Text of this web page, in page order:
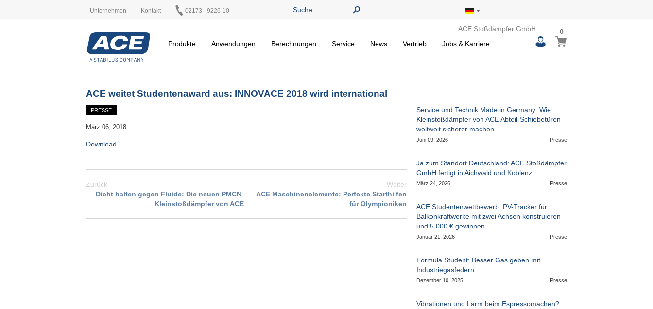
Unternehmen Kontakt 02173 - 9226-10
ACE Stoßdämpfer GmbH
Produkte
Anwendungen Berechnungen Service News Vertrieb Jobs & Karriere
Mein Warenkorb
00
items
ACE weitet Studentenaward aus: INNOVACE 2018 wird international
PRESSE
März 06, 2018
Download
Zurück
Dicht halten gegen Fluide: Die neuen PMCN-
Kleinstoßdämpfer von ACE
Weiter
ACE Maschinenelemente: Perfekte Starthilfen
für Olympioniken
Service und Technik Made in Germany: Wie
Kleinstoßdämpfer von ACE Abteil-Schiebetüren
weltweit sicherer machen
Juni 09, 2026 Presse
Ja zum Standort Deutschland: ACE Stoßdämpfer
GmbH fertigt in Aichwald und Koblenz
März 24, 2026 Presse
ACE Studentenwettbewerb: PV-Tracker für
Balkonkraftwerke mit zwei Achsen konstruieren
und 5.000 € gewinnen
Januar 21, 2026 Presse
Formula Student: Besser Gas geben mit
Industriegasfedern
Dezember 10, 2025 Presse
Vibrationen und Lärm beim Espressomachen?